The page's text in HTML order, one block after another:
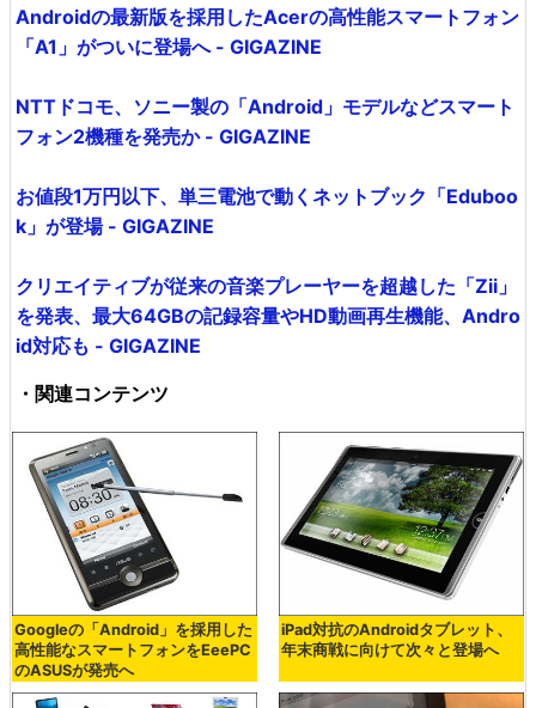
Androidの最新版を採用したAcerの高性能スマートフォン
「A1」がついに登場へ - GIGAZINE
NTTドコモ、ソニー製の「Android」モデルなどスマート
フォン2機種を発売か - GIGAZINE
お値段1万円以下、単三電池で動くネットブック「Eduboo
k」が登場 - GIGAZINE
クリエイティブが従来の音楽プレーヤーを超越した「Zii」
を発表、最大64GBの記録容量やHD動画再生機能、Andro
id対応も - GIGAZINE
・関連コンテンツ
Googleの「Android」を採用した
高性能なスマートフォンをEeePC
のASUSが発売へ
iPad対抗のAndroidタブレット、
年末商戦に向けて次々と登場へ